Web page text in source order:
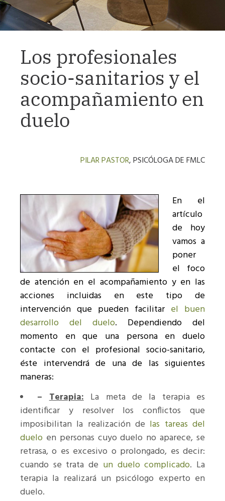
Los profesionales
socio-sanitarios y el
acompañamiento en
duelo
PILAR PASTOR, PSICÓLOGA DE FMLC
En el
artículo
de hoy
vamos a
poner
el foco
de atención en el acompañamiento y en las
acciones incluidas en este tipo de
intervención que pueden facilitar el buen
desarrollo del duelo. Dependiendo del
momento en que una persona en duelo
contacte con el profesional socio-sanitario,
éste intervendrá de una de las siguientes
maneras:
– Terapia:La meta de la terapia es
identificar y resolver los conflictos que
imposibilitan la realización de las tareas del
duelo en personas cuyo duelo no aparece, se
retrasa, o es excesivo o prolongado, es decir:
cuando se trata de un duelo complicado. La
terapia la realizará un psicólogo experto en
duelo.